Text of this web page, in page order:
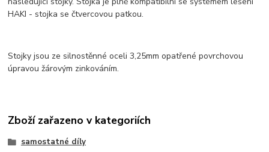
HAKI - stojka se čtvercovou patkou.
Stojky jsou ze silnostěnné oceli 3,25mm opatřené povrchovou
úpravou žárovým zinkováním.
Zboží zařazeno v kategoriích
samostatné díly